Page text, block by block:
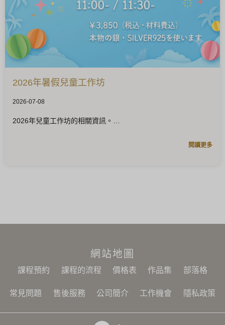
2026年暑假兒童工作坊
2026-07-08
2026年兒童工作坊的相關資訊。
閱讀更多
網站地圖
課程預約 課程的流程 價格表 作品集 部落格
常見問題 售後服務 公司簡介 工作機會 隱私政策